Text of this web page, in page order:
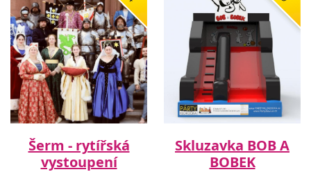
Šerm - rytířská
vystoupení
Skluzavka BOB A
BOBEK